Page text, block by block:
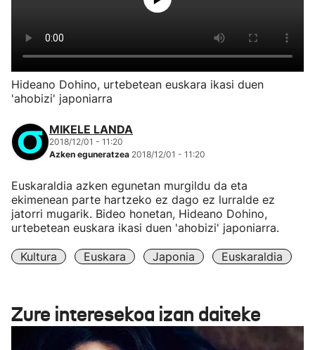
Hideano Dohino, urtebetean euskara ikasi duen
'ahobizi' japoniarra
MIKELE LANDA
2018/12/01 - 11:20
Azken eguneratzea 2018/12/01 - 11:20
Euskaraldia azken egunetan murgildu da eta
ekimenean parte hartzeko ez dago ez lurralde ez
jatorri mugarik. Bideo honetan, Hideano Dohino,
urtebetean euskara ikasi duen 'ahobizi' japoniarra.
Kultura Euskara Japonia Euskaraldia
Zure interesekoa izan daiteke